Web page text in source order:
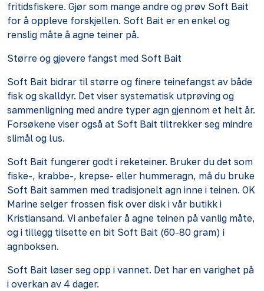
fritidsfiskere. Gjør som mange andre og prøv Soft Bait
for å oppleve forskjellen. Soft Bait er en enkel og
renslig måte å agne teiner på.
Større og gjevere fangst med Soft Bait
Soft Bait bidrar til større og finere teinefangst av både
fisk og skalldyr. Det viser systematisk utprøving og
sammenligning med andre typer agn gjennom et helt år.
Forsøkene viser også at Soft Bait tiltrekker seg mindre
slimål og lus.
Soft Bait fungerer godt i reketeiner. Bruker du det som
fiske-, krabbe-, krepse- eller hummeragn, må du bruke
Soft Bait sammen med tradisjonelt agn inne i teinen. OK
Marine selger frossen fisk over disk i vår butikk i
Kristiansand. Vi anbefaler å agne teinen på vanlig måte,
og i tillegg tilsette en bit Soft Bait (60-80 gram) i
agnboksen.
Soft Bait løser seg opp i vannet. Det har en varighet på
i overkan av 4 dager.